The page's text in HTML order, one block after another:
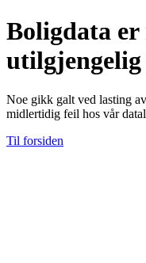
Boligdata
utilgjengelig
Noe gikk galt ved lasting
midlertidig feil hos vår
Til forsiden